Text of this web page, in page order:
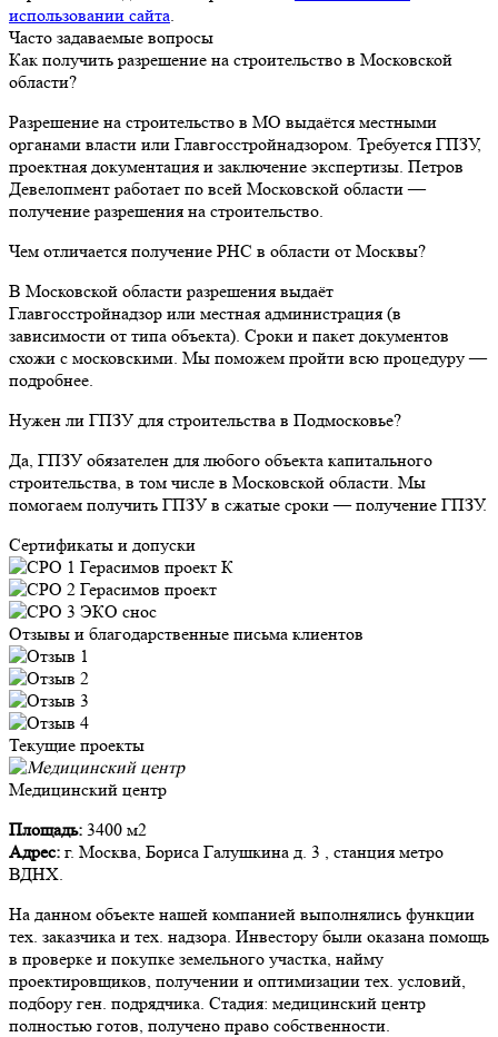
использовании сайта
Часто задаваемые вопросы
Как получить разрешение на строительство в Московской
области?
Разрешение на строительство в МО выдаётся местными
органами власти или Главгосстройнадзором. Требуется ГПЗУ,
проектная документация и заключение экспертизы. Петров
Девелопмент работает по всей Московской области —
получение разрешения на строительство.
Чем отличается получение РНС в области от Москвы?
В Московской области разрешения выдаёт
Главгосстройнадзор или местная администрация (в
зависимости от типа объекта). Сроки и пакет документов
схожи с московскими. Мы поможем пройти всю процедуру —
подробнее.
Нужен ли ГПЗУ для строительства в Подмосковье?
Да, ГПЗУ обязателен для любого объекта капитального
строительства, в том числе в Московской области. Мы
помогаем получить ГПЗУ в сжатые сроки — получение ГПЗУ.
Сертификаты и допуски
Отзывы и благодарственные письма клиентов
Текущие проекты
Медицинский центр
Площадь: 3400 м2
Адрес: г. Москва, Бориса Галушкина д. 3 , станция метро
ВДНХ.
На данном объекте нашей компанией выполнялись функции
тех. заказчика и тех. надзора. Инвестору были оказана помощь
в проверке и покупке земельного участка, найму
проектировщиков, получении и оптимизации тех. условий,
подбору ген. подрядчика. Стадия: медицинский центр
полностью готов, получено право собственности.